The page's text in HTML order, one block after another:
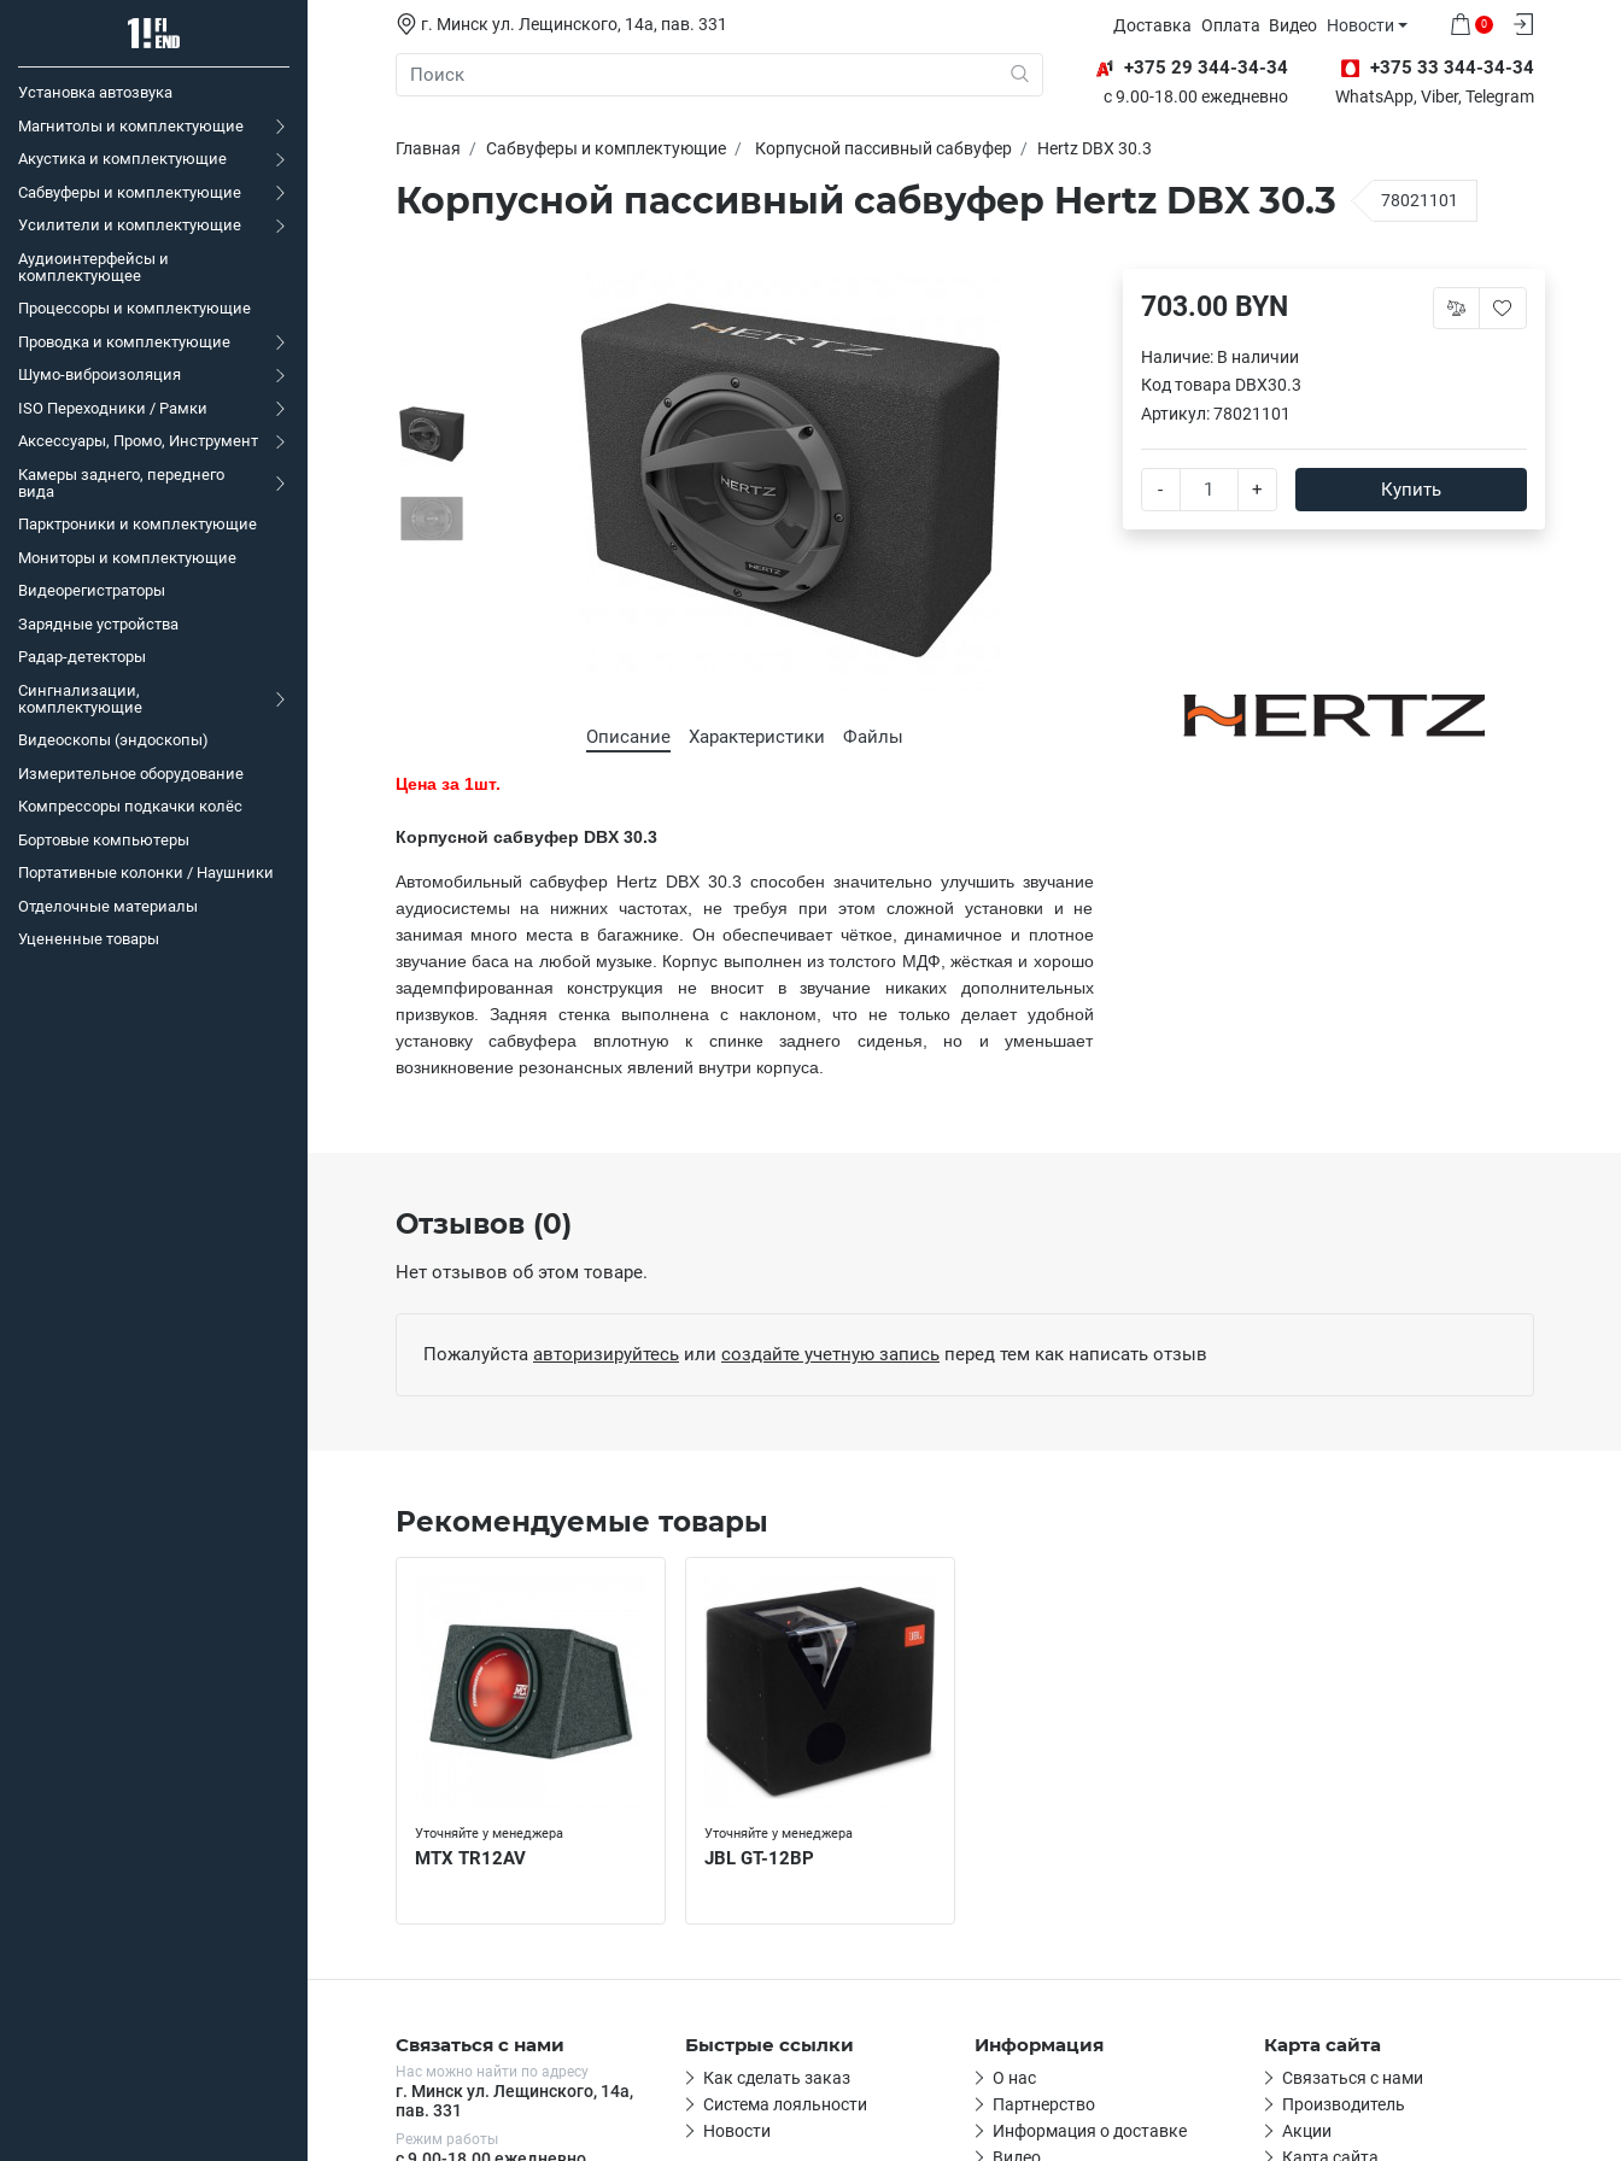
Установка автозвука
Магнитолы и комплектующие
Акустика и комплектующие
Сабвуферы и комплектующие
Усилители и комплектующие
Аудиоинтерфейсы и
комплектующее
Процессоры и комплектующие
Проводка и комплектующие
Шумо-виброизоляция
ISO Переходники / Рамки
Аксессуары, Промо, Инструмент
Камеры заднего, переднего
вида
Парктроники и комплектующие
Мониторы и комплектующие
Видеорегистраторы
Зарядные устройства
Радар-детекторы
Сингнализации,
комплектующие
Видеоскопы (эндоскопы)
Измерительное оборудование
Компрессоры подкачки колёс
Бортовые компьютеры
Портативные колонки / Наушники
Отделочные материалы
Уцененные товары
Доставка Оплата Видео Новости
г. Минск ул. Лещинского, 14а, пав. 331
+375 29 344-34-34
с 9.00-18.00 ежедневно
0
+375 33 344-34-34
WhatsApp, Viber, Telegram
Главная Сабвуферы и комплектующие Корпусной пассивный сабвуфер Hertz DBX 30.3
Корпусной пассивный сабвуфер Hertz DBX 30.3 78021101
Описание Характеристики Файлы
Цена за 1шт.
Корпусной сабвуфер DBX 30.3
Автомобильный сабвуфер Hertz DBX 30.3 способен значительно улучшить звучание
аудиосистемы на нижних частотах, не требуя при этом сложной установки и не
занимая много места в багажнике. Он обеспечивает чёткое, динамичное и плотное
звучание баса на любой музыке. Корпус выполнен из толстого МДФ, жёсткая и хорошо
задемпфированная конструкция не вносит в звучание никаких дополнительных
призвуков. Задняя стенка выполнена с наклоном, что не только делает удобной
установку сабвуфера вплотную к спинке заднего сиденья, но и уменьшает
возникновение резонансных явлений внутри корпуса.
703.00 BYN
Наличие: В наличии
Код товара DBX30.3
Артикул:78021101
- + Купить
Отзывов (0)
Нет отзывов об этом товаре.
Пожалуйста авторизируйтесь или создайте учетную запись перед тем как написать отзыв
Рекомендуемые товары
Уточняйте у менеджера
MTX TR12AV
Уточняйте у менеджера
JBL GT-12BP
Связаться с нами
Нас можно найти по адресу
г. Минск ул. Лещинского, 14а,
пав. 331
Режим работы
Быстрые ссылки
Как сделать заказ
Система лояльности
Новости
Информация
О нас
Партнерство
Информация о доставке
Карта сайта
Связаться с нами
Производитель
Акции